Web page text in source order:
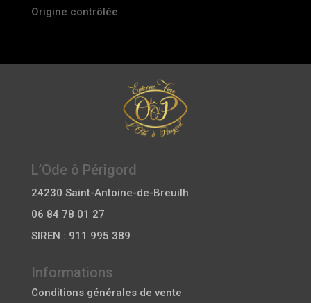
Origine contrôlée
L’Ode ô Périgord
24230 Saint-Antoine-de-Breuilh
06 84 78 01 27
SIREN : 911 995 389
Informations
Conditions générales de vente